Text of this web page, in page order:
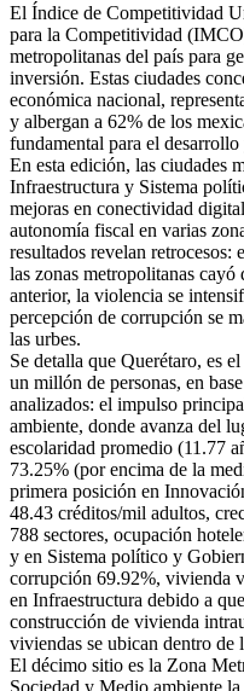
El Índice de Competitividad
para la Competitividad
metropolitanas del país para
inversión. Estas ciudades
económica nacional,
y albergan a 62% de los
fundamental para el
En esta edición, las ciudades
Infraestructura y Sistema
mejoras en conectividad
autonomía fiscal en varias
resultados revelan
las zonas metropolitanas
anterior, la violencia se
percepción de corrupción se
las urbes.
Se detalla que Querétaro, es
un millón de personas, en
analizados: el impulso
ambiente, donde avanza del
escolaridad promedio (11.77
73.25% (por encima de la
primera posición en
48.43 créditos/mil adultos,
788 sectores, ocupación
y en Sistema político y
corrupción 69.92%, vivienda
en Infraestructura debido a
construcción de vivienda
viviendas se ubican dentro de
El décimo sitio es la Zona
Sociedad y Medio ambiente